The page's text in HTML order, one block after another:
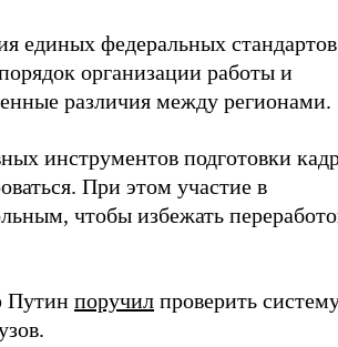
единых федеральных
организации работы и
различия между регионами.
инструментов подготовки
При этом участие в
чтобы избежать
Путин поручил проверить